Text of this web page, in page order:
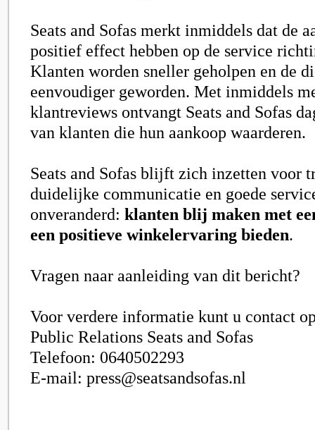
Seats and Sofas merkt inmiddels dat de
positief effect hebben op de service
Klanten worden sneller geholpen en de
eenvoudiger geworden. Met inmiddels
klantreviews ontvangt Seats and Sofas
van klanten die hun aankoop waarderen.
Seats and Sofas blijft zich inzetten voor
duidelijke communicatie en goede
onveranderd: klanten blij maken met
een positieve winkelervaring bieden.
Vragen naar aanleiding van dit bericht?
Voor verdere informatie kunt u contact
Public Relations Seats and Sofas
Telefoon: 0640502293
E-mail: press@seatsandsofas.nl